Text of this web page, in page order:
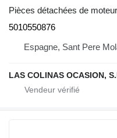
Pièces détachées de
5010550876
Espagne, Sant Pere
LAS COLINAS OCASION,